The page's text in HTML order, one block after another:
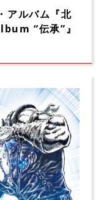
アルバム『北
“伝承”』